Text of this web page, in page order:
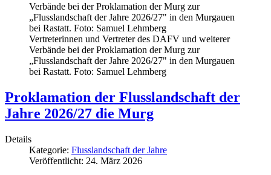
Vertreterinnen und Vertreter des DAFV und weiterer
Verbände bei der Proklamation der Murg zur
„Flusslandschaft der Jahre 2026/27" in den Murgauen
bei Rastatt. Foto: Samuel Lehmberg
Proklamation der Flusslandschaft der
Jahre 2026/27 die Murg
Details
Kategorie: Flusslandschaft der Jahre
Veröffentlicht: 24. März 2026